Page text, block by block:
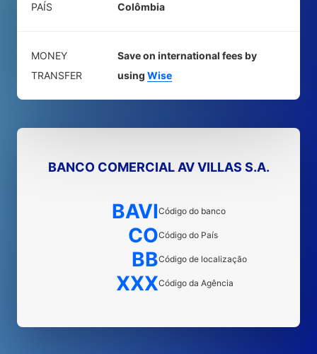
PAÍS Colômbia
MONEY
TRANSFER
Save on international fees by
using Wise
BANCO COMERCIAL AV VILLAS S.A.
BAVICódigo do banco
COCódigo do País
BBCódigo de localização
XXXCódigo da Agência